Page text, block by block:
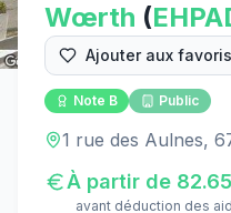
Wœrth (
Ajouter aux favoris
Note B Public
1 rue des Aulnes,
À partir de 82.65
avant déduction des